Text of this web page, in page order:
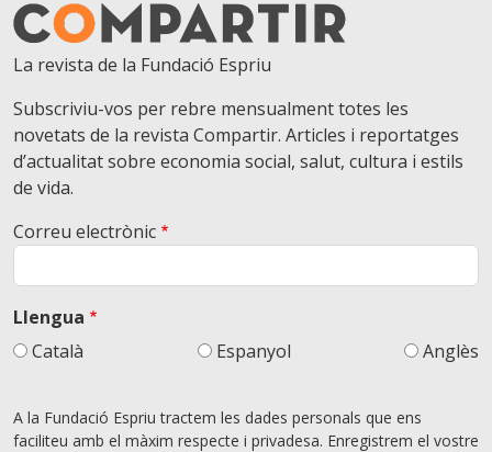
La revista de la Fundació Espriu
Subscriviu-vos per rebre mensualment totes les
novetats de la revista Compartir. Articles i reportatges
d’actualitat sobre economia social, salut, cultura i estils
de vida.
Correu electrònic
Llengua
Català
Espanyol Anglès
A la Fundació Espriu tractem les dades personals que ens
faciliteu amb el màxim respecte i privadesa. Enregistrem el vostre